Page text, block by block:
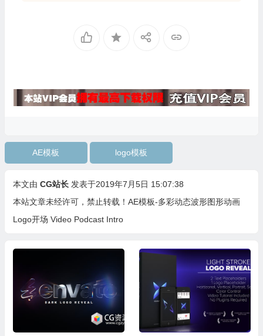
AE模板 logo模板
本文由 CG站长 发表于2019年7月5日 15:07:38
本站文章未经许可，禁止转载！ AE模板-多彩动态波形图形动画
Logo开场 Video Podcast Intro